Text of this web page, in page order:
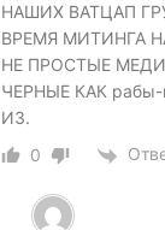
НАШИХ ВАТЦАП
ВРЕМЯ МИТИНГА
НЕ ПРОСТЫЕ
ЧЕРНЫЕ КАК
ИЗ.
0